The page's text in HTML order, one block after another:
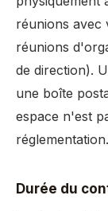
réunions avec
réunions
de direction).
une boîte
espace n'est
réglementation.
Durée du